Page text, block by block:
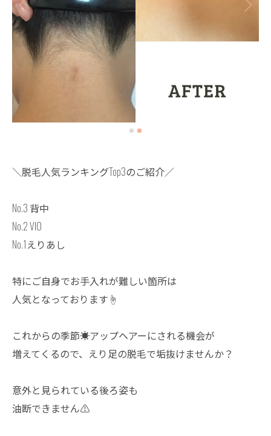
＼脱毛人気ランキングTop3のご紹介／
No.3 背中
No.2 VIO
No.1えりあし
特にご自身でお手入れが難しい箇所は
人気となっております☝️
これからの季節☀️アップヘアーにされる機会が
増えてくるので、えり足の脱毛で垢抜けませんか？
意外と見られている後ろ姿も
油断できません⚠️